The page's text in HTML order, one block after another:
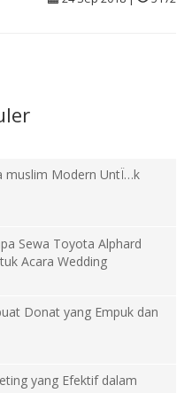
muslim Modern UntÏ…k
Sewa Toyota Alphard
Acara Wedding
Donat yang Empuk dan
yang Efektif dalam